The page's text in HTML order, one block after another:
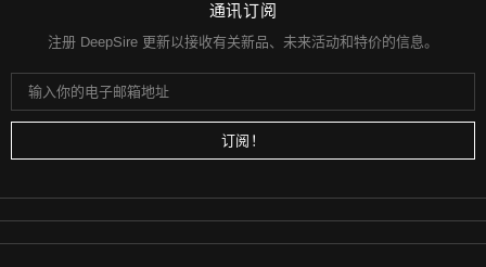
通讯订阅
注册 DeepSire 更新以接收有关新品、未来活动和特价的信息。